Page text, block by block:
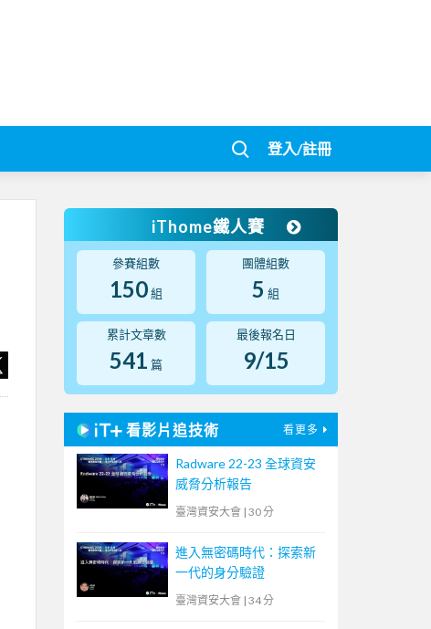
登入/註冊
iThome鐵人賽
參賽組數
150組
團體組數
5 組
累計文章數
541 篇
最後報名日
9/15
看影片追技術 看更多
Radware 22-23 全球資安
威脅分析報告
臺灣資安大會 | 30 分
進入無密碼時代：探索新
一代的身分驗證
臺灣資安大會 | 34 分